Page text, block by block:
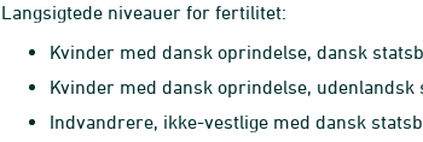
Langsigtede niveauer for fertilitet:
Kvinder med dansk oprindelse, dansk
Kvinder med dansk oprindelse, udenlandsk
Indvandrere, ikke-vestlige med dansk